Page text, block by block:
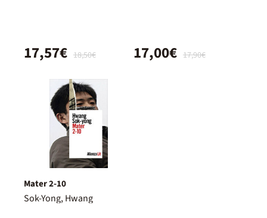
18,50€
17,57€ 17,90€
17,00€
Mater 2-10
Sok-Yong, Hwang